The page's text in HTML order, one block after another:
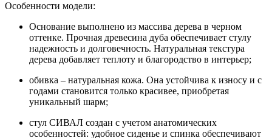
Особенности модели:
Основание выполнено из массива дерева в черном
оттенке. Прочная древесина дуба обеспечивает стулу
надежность и долговечность. Натуральная текстура
дерева добавляет теплоту и благородство в интерьер;
обивка – натуральная кожа. Она устойчива к износу и с
годами становится только красивее, приобретая
уникальный шарм;
стул СИВАЛ создан с учетом анатомических
особенностей: удобное сиденье и спинка обеспечивают